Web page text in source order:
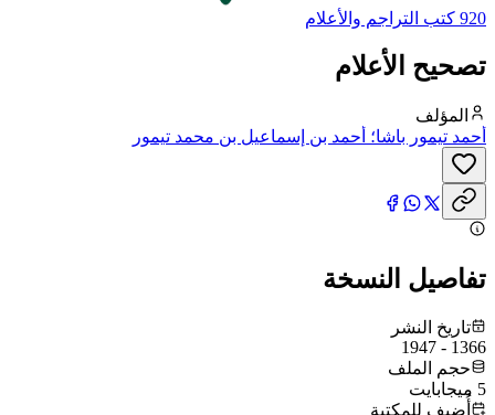
920 كتب التراجم والأعلام
تصحيح الأعلام
المؤلف
أحمد تيمور باشا؛ أحمد بن إسماعيل بن محمد تيمور
تفاصيل النسخة
تاريخ النشر
1366 - 1947
حجم الملف
5 ميجابايت
أُضيف للمكتبة